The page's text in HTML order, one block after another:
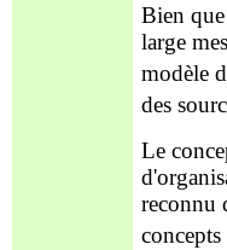
Bien
large
modèle
des
Le
reconnu